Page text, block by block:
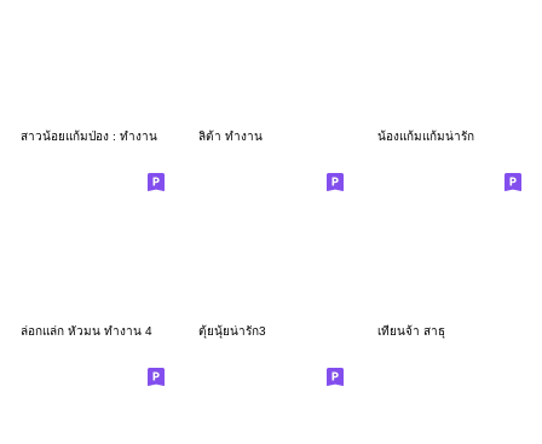
สาวน้อยแก้มป่อง : ทำงาน ลิต้า ทำงาน น้องแก้มแก้มน่ารัก
ล่อกแล่ก หัวมน ทำงาน 4 ตุ้ยนุ้ยน่ารัก3 เทียนจ้า สาธุ